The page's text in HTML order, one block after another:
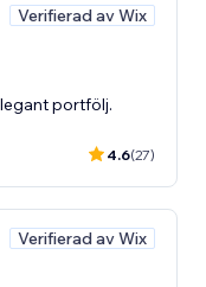
Verifierad av Wix
portfölj.
4.6(27)
Verifierad av Wix